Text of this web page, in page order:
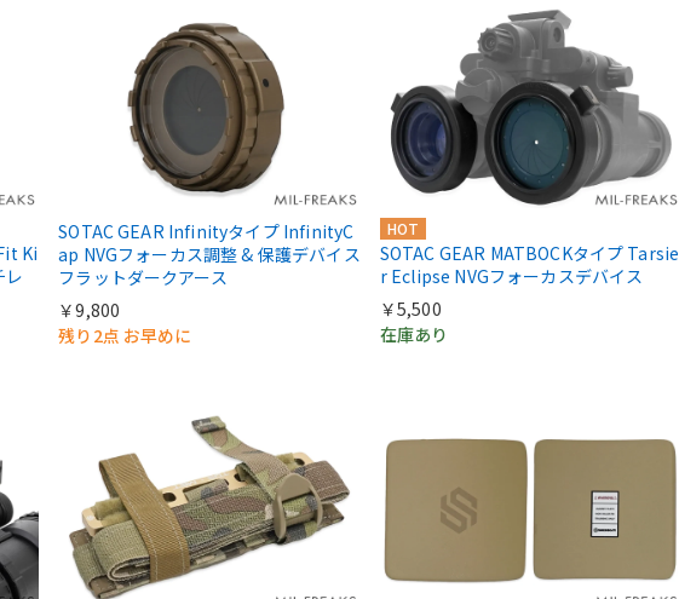
Ki
レ
SOTAC GEAR Infinityタイプ InfinityC
ap NVGフォーカス調整 & 保護デバイス
フラットダークアース
￥9,800
残り2点 お早めに
HOT
SOTAC GEAR MATBOCKタイプ Tarsie
r Eclipse NVGフォーカスデバイス
￥5,500
在庫あり